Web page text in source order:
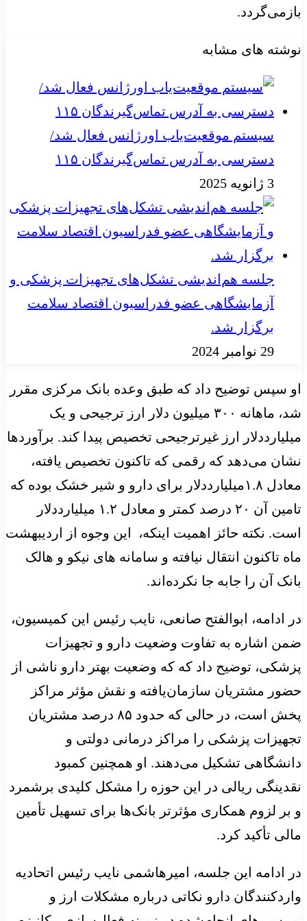
بازمی‌گردد.
نوشته های مشابه
سیستم موقعیت‌یاب اورژانس فعال شد/
دسترسی به آدرس تماس‌گیرندگان ۱۱۵
3 ژانویه 2025
جلسه هم‌اندیشی تشکل‌های تجهیزات پزشکی و
آزمایشگاهی عضو فدراسیون اقتصاد سلامت
برگزار شد.
29 نوامبر 2024
او سپس توضیح داد که طبق وعده بانک مرکزی مقرر
شد، ماهانه ۳۰۰ میلیون دلار ارز ترجیحی و یک
میلیارددلار ارز غیرترجیحی تخصیص پیدا کند. برآوردها
نشان‌ می‌دهد که رقمی که تاکنون تخصیص یافته،
معادل ۱.۸میلیارددلار برای دارو و شیر خشک بوده که
تامین آن ۲۰ درصد کمتر و معادل ۱.۲ میلیارددلار
است. نکته حائز اهمیت اینکه، ‌ این وجوه از اردیبهشت
ماه تاکنون انتقال نیافته و سامانه های نیکو و هالک
بانک آن را جابه جا نکرده‌اند.
در ادامه، ابوالفتح صانعی، نایب رئیس این کمیسیون،
ضمن اشاره به تفاوت وضعیت دارو و تجهیزات
پزشکی، توضیح داد که که وضعیت بهتر دارو ناشی از
حضور مشتریان سازمان‌یافته و نقش مؤثر مراکز
پخش است، در حالی که حدود ۸۵ درصد مشتریان
تجهیزات پزشکی را مراکز درمانی دولتی و
دانشگاهی تشکیل می‌دهند. او همچنین کمبود
نقدینگی ریالی در این حوزه را مشکل کلیدی برشمرد
و بر لزوم همکاری مؤثرتر بانک‌ها برای تسهیل تأمین
مالی تأکید کرد.
در ادامه این جلسه، امیرهاشمی نایب رئیس اتحادیه
واردکنندگان دارو نکاتی درباره مشکلات ارز و